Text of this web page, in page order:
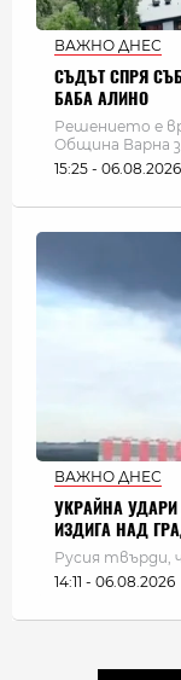
ВАЖНО ДНЕС
СЪДЪТ СПРЯ
БАБА АЛИНО
Решението е
Община Варна
15:25 - 06.08.2026
ВАЖНО ДНЕС
УКРАЙНА
ИЗДИГА НАД
Русия твърди,
14:11 - 06.08.2026